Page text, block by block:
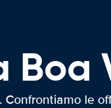
Confrontiamo le